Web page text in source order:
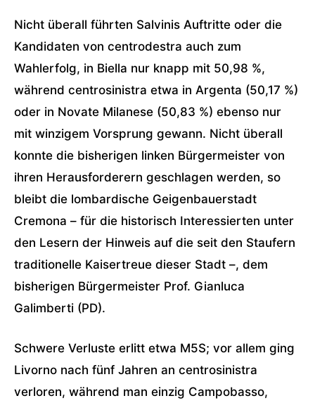
Nicht überall führten Salvinis Auftritte oder die
Kandidaten von centrodestra auch zum
Wahlerfolg, in Biella nur knapp mit 50,98 %,
während centrosinistra etwa in Argenta (50,17 %)
oder in Novate Milanese (50,83 %) ebenso nur
mit winzigem Vorsprung gewann. Nicht überall
konnte die bisherigen linken Bürgermeister von
ihren Herausforderern geschlagen werden, so
bleibt die lombardische Geigenbauerstadt
Cremona – für die historisch Interessierten unter
den Lesern der Hinweis auf die seit den Staufern
traditionelle Kaisertreue dieser Stadt –, dem
bisherigen Bürgermeister Prof. Gianluca
Galimberti (PD).
Schwere Verluste erlitt etwa M5S; vor allem ging
Livorno nach fünf Jahren an centrosinistra
verloren, während man einzig Campobasso,